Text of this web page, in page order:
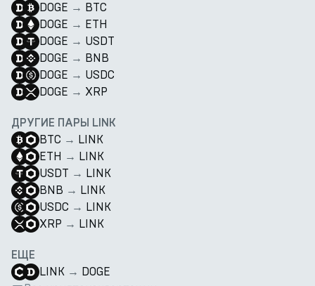
DOGE → BTC
DOGE → ETH
DOGE → USDT
DOGE → BNB
DOGE → USDC
DOGE → XRP
ДРУГИЕ ПАРЫ LINK
BTC → LINK
ETH → LINK
USDT → LINK
BNB → LINK
USDC → LINK
XRP → LINK
ЕЩЕ
LINK → DOGE